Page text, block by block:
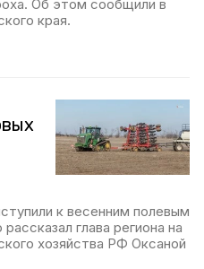
Об этом сообщили в
края.
к весенним полевым
глава региона на
хозяйства РФ Оксаной